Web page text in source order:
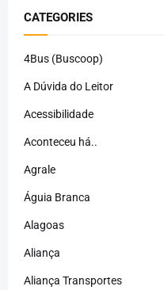
CATEGORIES
4Bus (Buscoop)
A Dúvida do Leitor
Acessibilidade
Aconteceu há..
Agrale
Águia Branca
Alagoas
Aliança
Aliança Transportes